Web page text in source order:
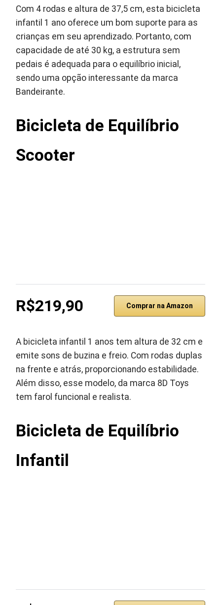
Com 4 rodas e altura de 37,5 cm, esta bicicleta
infantil 1 ano oferece um bom suporte para as
crianças em seu aprendizado. Portanto, com
capacidade de até 30 kg, a estrutura sem
pedais é adequada para o equilíbrio inicial,
sendo uma opção interessante da marca
Bandeirante.
Bicicleta de Equilíbrio
Scooter
R$219,90 Comprar na Amazon
A bicicleta infantil 1 anos tem altura de 32 cm e
emite sons de buzina e freio. Com rodas duplas
na frente e atrás, proporcionando estabilidade.
Além disso, esse modelo, da marca 8D Toys
tem farol funcional e realista.
Bicicleta de Equilíbrio
Infantil